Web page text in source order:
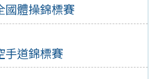
國體操錦標賽
手道錦標賽